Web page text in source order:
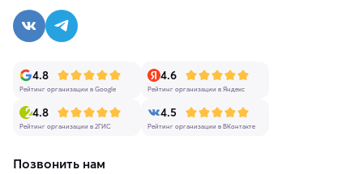
4.8
Рейтинг организации в Google
4.6
Рейтинг организации в Яндекс
4.8
Рейтинг организации в 2ГИС
4.5
Рейтинг организации в ВКонтакте
Позвонить нам